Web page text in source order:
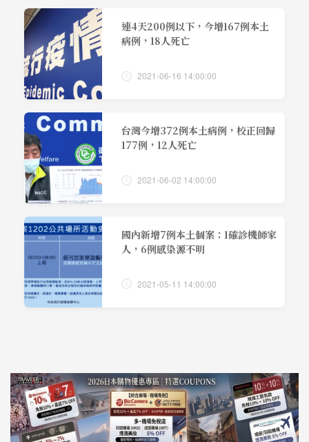
連4天200例以下，今增167例本土
病例，18人死亡
2021-06-16 14:00:00
台灣今增372例本土病例，校正回歸
177例，12人死亡
2021-06-02 14:00:00
國內新增7例本土個案：1確診機師家
人，6例感染源不明
2021-05-11 14:00:00